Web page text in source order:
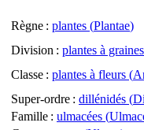
Règne : plantes (Plantae)
Division : plantes à
Classe : plantes à fleurs (
Super-ordre : dillénidés (
Famille : ulmacées (